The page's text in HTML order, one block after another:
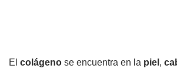
El colágeno se encuentra en la piel ,